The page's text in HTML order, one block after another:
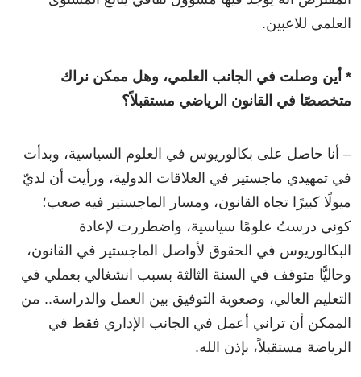
العلمي للاعبين.
* أين وصلت في الجانب العلمي، وهل ممكن نراك
متخصصًا في القانون الرياضي مستقبلاً؟
– أنا حاصل على بكالوريوس في العلوم السياسية، وبدأت
في تمهيدي ماجستير في العلاقات الدولية، ورأيت أن لديّ
ميولًا كبيرًا تجاه القانون، ومسار الماجستير فيه صعب؛
كوني درستُ علومًا سياسية، واضطررت لإعادة
البكالوريوس في الحقوق لأواصل الماجستير في القانون،
وحاليًّا متوقف في السنة الثالثة بسبب انشغالي بعملي في
التعليم العالي، وصعوبة التوفيق بين العمل والدراسة.. من
الممكن أن تراني أعمل في الجانب الإداري فقط في
الرياضة مستقبلاً، بإذن الله.